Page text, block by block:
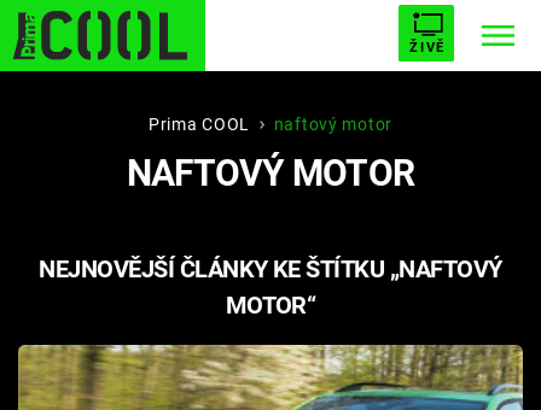
ŽIVĚ
STARHOUSE BUFFY, PŘEMOŽITELKA UPÍRŮ
PLNEJ KOTEL AVENGERS 5
Filmy
Prima COOL naftový motor
NAFTOVÝ MOTOR
NEJNOVĚJŠÍ ČLÁNKY KE ŠTÍTKU „NAFTOVÝ
MOTOR“